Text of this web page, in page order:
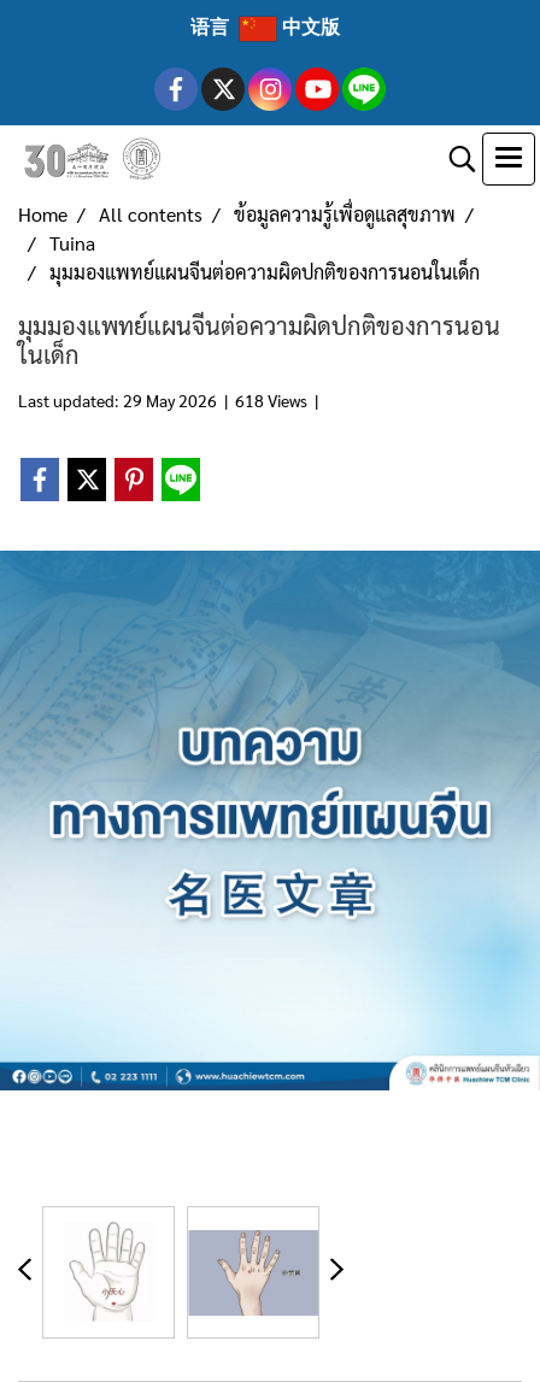
语言 中文版
Home All contents
ข้อมูลความรู้เพื่อดูแลสุขภาพ
Tuina
มุมมองแพทย์แผนจีนต่อความผิดปกติของการนอนในเด็ก
มุมมองแพทย์แผนจีนต่อความผิดปกติของการนอน
ในเด็ก
Last updated: 29 May 2026 | 618 Views |